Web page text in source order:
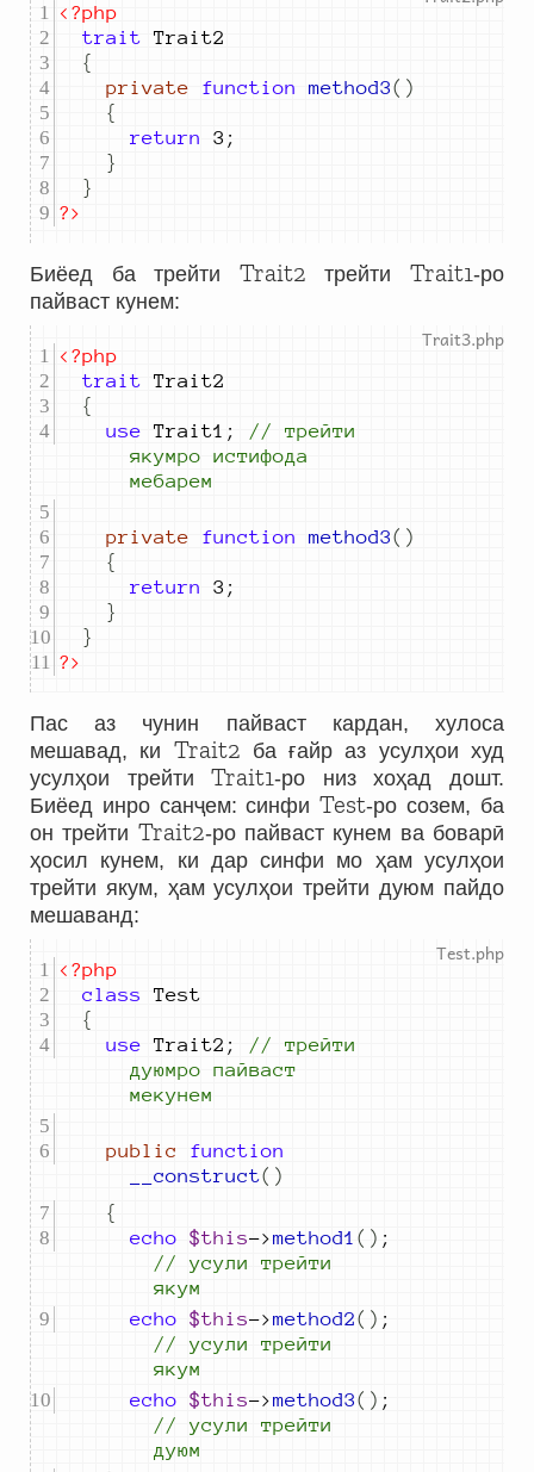
<?php
trait Trait2
{
private
function method3()
{
return
3 ;
}
}
?>
Биёед ба трейти Trait2 трейтиTrait1-ро
пайваст кунем:
<?php
trait Trait2
{
use Trait1 ; //
трейти
якумро истифода
мебарем
private function method3()
{
return
3 ;
}
}
?>
Пас аз чунин пайваст кардан, хулоса
мешавад, ки Trait2 ба ғайр аз усулҳои худ
усулҳои трейтиTrait1-ро низ хоҳад дошт.
Биёед инро санҷем: синфиTest-ро созем, ба
он трейти Trait2-ро пайваст кунем ва боварӣ
ҳосил кунем, ки дар синфи мо ҳам усулҳои
трейти якум, ҳам усулҳои трейти дуюм пайдо
мешаванд:
<?php
class
{
use Trait2 ; //
трейти
дуюмро пайваст
мекунем
public
function
__construct()
{
echo $this->method1 () ;
//
усули трейти
якум
echo $this->method2() ;
//
усули трейти
якум
echo $this->method3() ;
//
усули трейти
дуюм